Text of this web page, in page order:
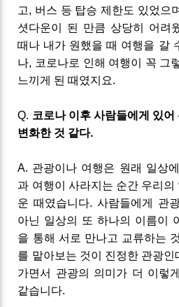
고, 버스 등 탑승 제한도 있었으
셧다운이
된 만큼 상당히 어려
때나 내가 원했을 때 여행을 갈
나, 코로나로 인해 여행이 꼭 그
느끼게 된 때였지요.
Q. 코로나 이후 사람들에게 있어
변화한것 같다.
A. 관광이나 여행은 원래 일상
과 여행이 사라지는 순간 우리
운 때였습니다.사람들에게 관
아닌 일상의 또 하나의 이름이
을 통해 서로 만나고 교류하는 것
를 맡아보는 것이 진정한 관광
가면서 관광의 의미가 더 이렇
같습니다.